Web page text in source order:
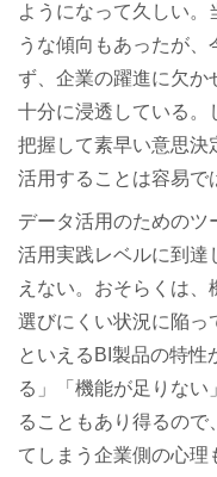
ようになって久しい。
うな傾向もあったが
ず、企業の躍進に欠か
十分に浸透している。
把握して素早い意思決
活用することは容易で
データ活用のためのツ
活用実践レベルに到達
えない。おそらくは
選びにくい状況に陥っ
といえるBI製品の特性
る」「機能が足りな
ることもあり得るので
てしまう企業側の心理